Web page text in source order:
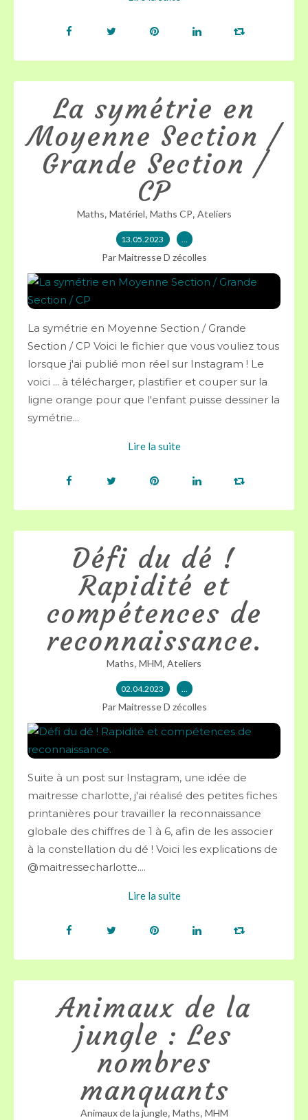
La symétrie en
Moyenne Section /
Grande Section /
CP
Maths, Matériel, Maths CP, Ateliers
13.05.2023 …
Par Maitresse D zécolles
La symétrie en Moyenne Section / Grande
Section / CP Voici le fichier que vous vouliez tous
lorsque j'ai publié mon réel sur Instagram ! Le
voici ... à télécharger, plastifier et couper sur la
ligne orange pour que l'enfant puisse dessiner la
symétrie...
Lire la suite
Défi du dé !
Rapidité et
compétences de
reconnaissance.
Maths, MHM, Ateliers
02.04.2023 …
Par Maitresse D zécolles
Suite à un post sur Instagram, une idée de
maitresse charlotte, j'ai réalisé des petites fiches
printanières pour travailler la reconnaissance
globale des chiffres de 1 à 6, afin de les associer
à la constellation du dé ! Voici les explications de
@maitressecharlotte....
Lire la suite
Animaux de la
jungle : Les
nombres
manquants
Animaux de la jungle, Maths, MHM